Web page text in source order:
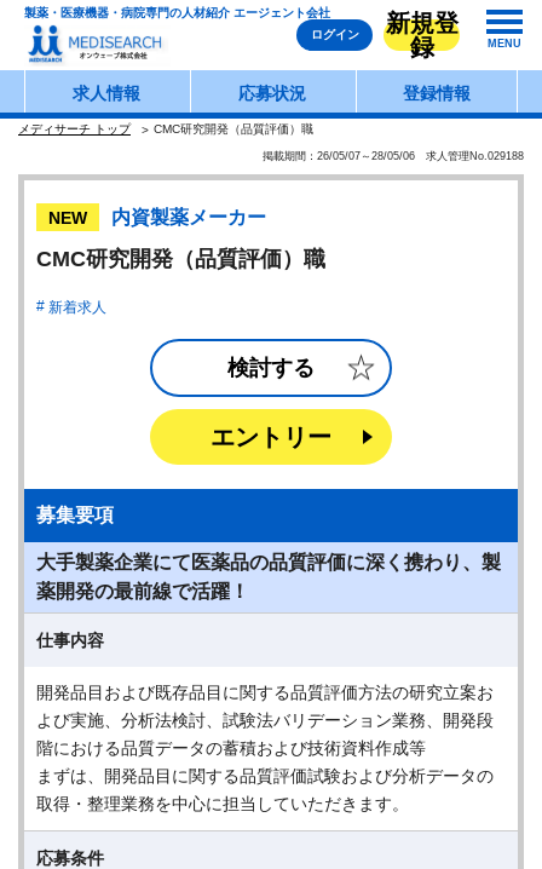
製薬・医療機器・病院専門の人材紹介 エージェント会社
ログイン
新規登
録
MENU
求人情報 応募状況 登録情報
メディサーチ トップ CMC研究開発（品質評価）職
掲載期間：26/05/07～28/05/06 求人管理No.029188
NEW 内資製薬メーカー
CMC研究開発（品質評価）職
新着求人
検討する
エントリー
募集要項
大手製薬企業にて医薬品の品質評価に深く携わり、製
薬開発の最前線で活躍！
仕事内容
開発品目および既存品目に関する品質評価方法の研究立案お
よび実施、分析法検討、試験法バリデーション業務、開発段
階における品質データの蓄積および技術資料作成等
まずは、開発品目に関する品質評価試験および分析データの
取得・整理業務を中心に担当していただきます。
応募条件